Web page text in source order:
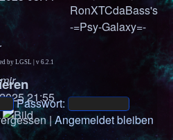
21:55
RonXTCdaBass's
-=Psy-Galaxy=-
by LGSL v 6.2.1
Passwort:
| Angemeldet bleiben